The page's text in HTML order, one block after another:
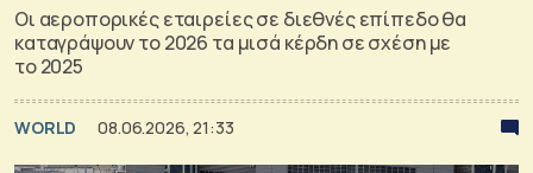
Οι αεροπορικές εταιρείες σε διεθνές επίπεδο θα
καταγράψουν το 2026 τα μισά κέρδη σε σχέση με
το 2025
WORLD 08.06.2026, 21:33